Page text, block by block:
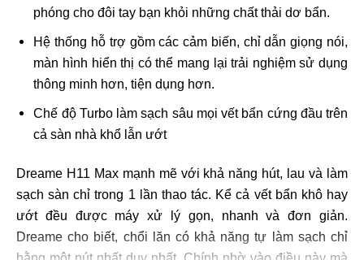
phóng cho đôi tay bạn khỏi những chất thải dơ bẩn.
Hệ thống hỗ trợ gồm các cảm biến, chỉ dẫn giọng nói,
màn hình hiển thị có thể mang lại trải nghiệm sử dụng
thông minh hơn, tiện dụng hơn.
Chế độ Turbo làm sạch sâu mọi vết bẩn cứng đầu trên
cả sàn nhà khổ lẫn ướt
Dreame H11 Max mạnh mẽ với khả năng hút, lau và làm
sạch sàn chỉ trong 1 lần thao tác. Kể cả vết bẩn khô hay
ướt đều được máy xử lý gọn, nhanh và đơn giản.
Dreame cho biết, chổi lăn có khả năng tự làm sạch chỉ